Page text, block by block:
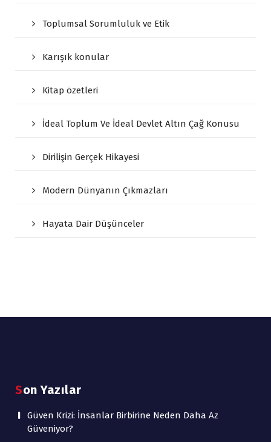
Toplumsal Sorumluluk ve Etik
Karışık konular
Kitap özetleri
İdeal Toplum Ve İdeal Devlet Altın Çağ Konusu
Dirilişin Gerçek Hikayesi
Modern Dünyanın Çıkmazları
Hayata Dair Düşünceler
Son Yazılar
Güven Krizi: İnsanlar Birbirine Neden Daha Az
Güveniyor?